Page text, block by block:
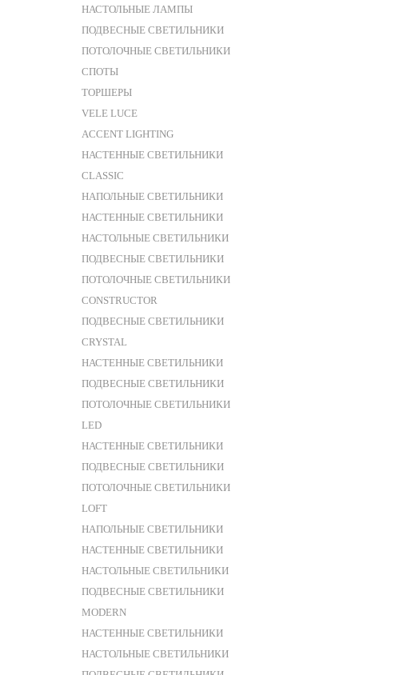
НАСТОЛЬНЫЕ ЛАМПЫ
ПОДВЕСНЫЕ СВЕТИЛЬНИКИ
ПОТОЛОЧНЫЕ СВЕТИЛЬНИКИ
СПОТЫ
ТОРШЕРЫ
VELE LUCE
ACCENT LIGHTING
НАСТЕННЫЕ СВЕТИЛЬНИКИ
CLASSIC
НАПОЛЬНЫЕ СВЕТИЛЬНИКИ
НАСТЕННЫЕ СВЕТИЛЬНИКИ
НАСТОЛЬНЫЕ СВЕТИЛЬНИКИ
ПОДВЕСНЫЕ СВЕТИЛЬНИКИ
ПОТОЛОЧНЫЕ СВЕТИЛЬНИКИ
CONSTRUCTOR
ПОДВЕСНЫЕ СВЕТИЛЬНИКИ
CRYSTAL
НАСТЕННЫЕ СВЕТИЛЬНИКИ
ПОДВЕСНЫЕ СВЕТИЛЬНИКИ
ПОТОЛОЧНЫЕ СВЕТИЛЬНИКИ
LED
НАСТЕННЫЕ СВЕТИЛЬНИКИ
ПОДВЕСНЫЕ СВЕТИЛЬНИКИ
ПОТОЛОЧНЫЕ СВЕТИЛЬНИКИ
LOFT
НАПОЛЬНЫЕ СВЕТИЛЬНИКИ
НАСТЕННЫЕ СВЕТИЛЬНИКИ
НАСТОЛЬНЫЕ СВЕТИЛЬНИКИ
ПОДВЕСНЫЕ СВЕТИЛЬНИКИ
MODERN
НАСТЕННЫЕ СВЕТИЛЬНИКИ
НАСТОЛЬНЫЕ СВЕТИЛЬНИКИ